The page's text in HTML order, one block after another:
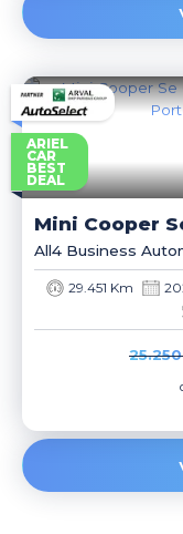
ARIEL
CAR
BEST
DEAL
Mini Cooper
All4 Business
29.451 Km
25.250